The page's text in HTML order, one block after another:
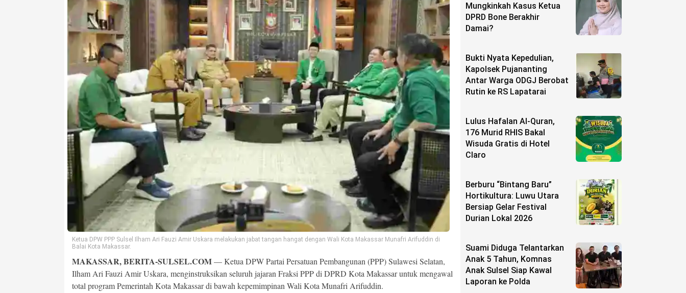
Ketua DPW PPP Sulsel Ilham Ari Fauzi Amir Uskara melakukan jabat tangan hangat dengan Wali Kota Makassar Munafri Arifuddin di
Balai Kota Makassar.
MAKASSAR, BERITA-SULSEL.COM— Ketua DPW Partai Persatuan Pembangunan (PPP) Sulawesi Selatan,
Ilham Ari Fauzi Amir Uskara, menginstruksikan seluruh jajaran Fraksi PPP di DPRD Kota Makassar untuk mengawal
total program Pemerintah Kota Makassar di bawah kepemimpinan Wali Kota Munafri Arifuddin.
Mungkinkah Kasus Ketua
DPRD Bone Berakhir
Damai?
Bukti Nyata Kepedulian,
Kapolsek Pujananting
Antar Warga ODGJ Berobat
Rutin ke RS Lapatarai
Lulus Hafalan Al-Quran,
176 Murid RHIS Bakal
Wisuda Gratis di Hotel
Claro
Berburu “Bintang Baru”
Hortikultura: Luwu Utara
Bersiap Gelar Festival
Durian Lokal 2026
Suami Diduga Telantarkan
Anak 5 Tahun, Komnas
Anak Sulsel Siap Kawal
Laporan ke Polda